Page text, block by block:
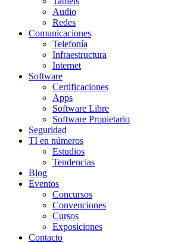
Audio
Redes
Comunicaciones
Telefonía
Infraestructura
Internet
Software
Certificaciones
Apps
Software Libre
Software Propietario
Seguridad
TI en números
Estudios
Tendencias
Blog
Eventos
Concursos
Convenciones
Cursos
Exposiciones
Contacto